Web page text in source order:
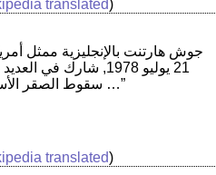
translated)
21 يوليو 1978, شارك في
سقوط الصقر الأسود, بيرل هاربر …”
translated)